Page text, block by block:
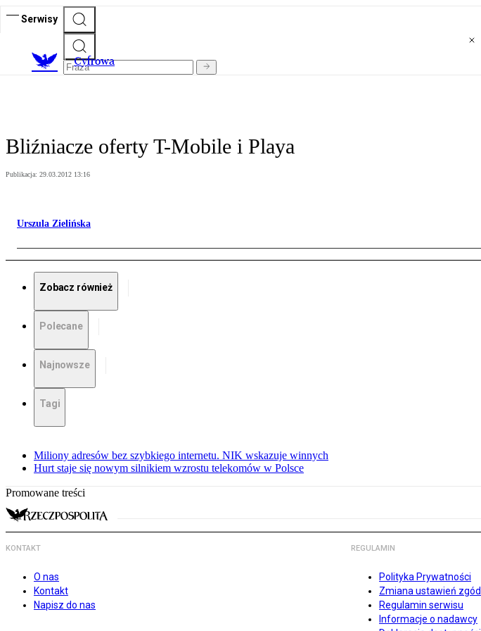
Serwisy
Cyfrowa
Bliźniacze oferty T-Mobile i Playa
Publikacja: 29.03.2012 13:16
Urszula Zielińska
Zobacz również
Polecane
Najnowsze
Tagi
Miliony adresów bez szybkiego internetu. NIK wskazuje winnych
Hurt staje się nowym silnikiem wzrostu telekomów w Polsce
Promowane treści
KONTAKT
O nas
Kontakt
Napisz do nas
REGULAMIN
Polityka Prywatności
Zmiana ustawień zgód
Regulamin serwisu
Informacje o nadawcy